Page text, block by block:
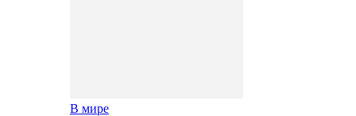
В мире